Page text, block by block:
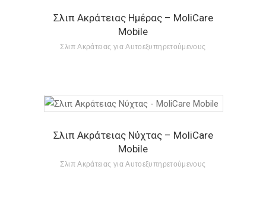
Σλιπ Ακράτειας Ημέρας – MoliCare
Mobile
Σλιπ Ακράτειας για Αυτοεξυπηρετούμενους
Σλιπ Ακράτειας Νύχτας – MoliCare
Mobile
Σλιπ Ακράτειας για Αυτοεξυπηρετούμενους